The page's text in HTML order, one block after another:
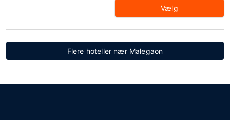
Vælg
Flere hoteller nær Malegaon